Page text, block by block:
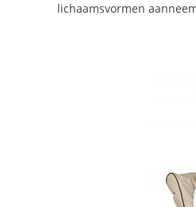
lichaamsvormen